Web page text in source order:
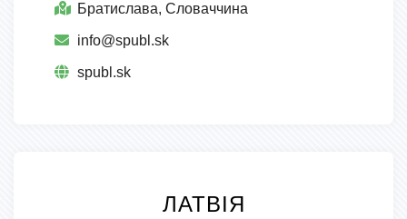
Братислава, Словаччина
info@spubl.sk
spubl.sk
ЛАТВІЯ